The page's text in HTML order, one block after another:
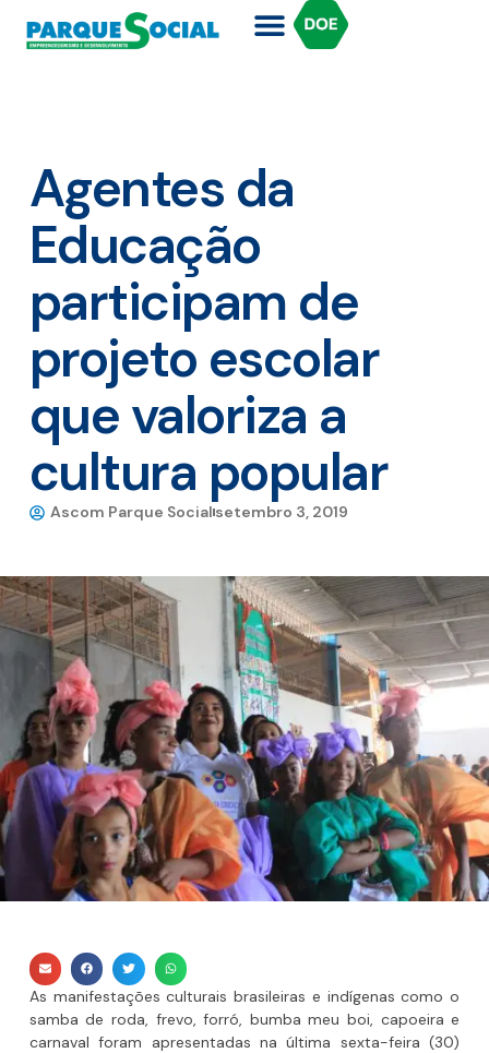
Agentes da
Educação
participam de
projeto escolar
que valoriza a
cultura popular
Ascom Parque Socialsetembro 3, 2019
As manifestações culturais brasileiras e indígenas como o
samba de roda, frevo, forró, bumba meu boi, capoeira e
carnaval foram apresentadas na última sexta-feira (30)